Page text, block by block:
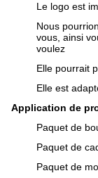
Le logo est
Nous
vous, ainsi
voulez
Elle pourrait
Elle est
Application de
Paquet de
Paquet de
Paquet de